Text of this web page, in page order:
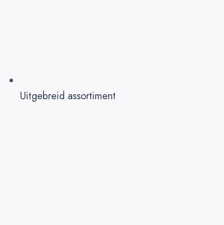
Uitgebreid assortiment